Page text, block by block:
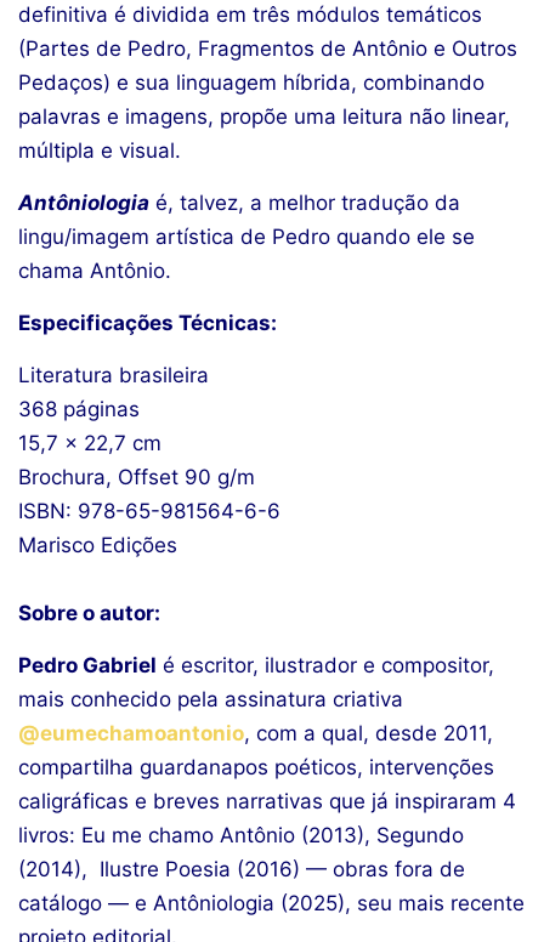
definitiva é dividida em três módulos temáticos
(Partes de Pedro, Fragmentos de Antônio e Outros
Pedaços) e sua linguagem híbrida, combinando
palavras e imagens, propõe uma leitura não linear,
múltipla e visual.
Antôniologia é, talvez, a melhor tradução da
lingu/imagem artística de Pedro quando ele se
chama Antônio.
Especificações Técnicas:
Literatura brasileira
368 páginas
15,7 x 22,7 cm
Brochura, Offset 90 g/m
ISBN: 978-65-981564-6-6
Marisco Edições
Sobre o autor:
Pedro Gabriel é escritor, ilustrador e compositor,
mais conhecido pela assinatura criativa
@eumechamoantonio, com a qual, desde 2011,
compartilha guardanapos poéticos, intervenções
caligráficas e breves narrativas que já inspiraram 4
livros: Eu me chamo Antônio (2013), Segundo
(2014), Ilustre Poesia (2016) — obras fora de
catálogo — e Antôniologia (2025), seu mais recente
projeto editorial.